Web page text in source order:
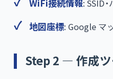
WiFi接続情報: SSID
地図座標: Google マ
Step 2 — 作成